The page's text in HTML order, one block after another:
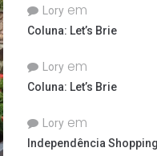
Lory em
Coluna: Let’s Brie
Lory em
Coluna: Let’s Brie
Lory em
Independência